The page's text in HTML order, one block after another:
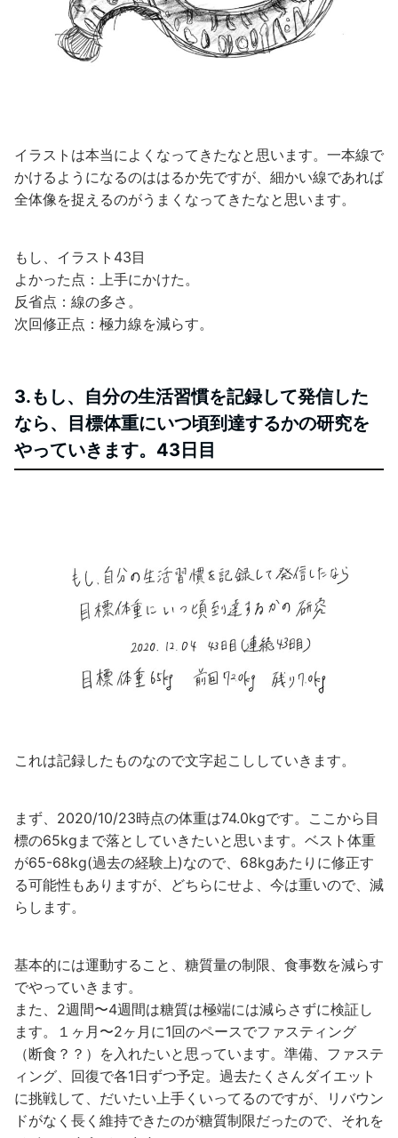
イラストは本当によくなってきたなと思います。一本線で
かけるようになるのははるか先ですが、細かい線であれば
全体像を捉えるのがうまくなってきたなと思います。
もし、イラスト43目
よかった点：上手にかけた。
反省点：線の多さ。
次回修正点：極力線を減らす。
3.もし、自分の生活習慣を記録して発信した
なら、目標体重にいつ頃到達するかの研究を
やっていきます。43日目
これは記録したものなので文字起こししていきます。
まず、2020/10/23時点の体重は74.0kgです。ここから目
標の65kgまで落としていきたいと思います。ベスト体重
が65-68kg(過去の経験上)なので、68kgあたりに修正す
る可能性もありますが、どちらにせよ、今は重いので、減
らします。
基本的には運動すること、糖質量の制限、食事数を減らす
でやっていきます。
また、2週間〜4週間は糖質は極端には減らさずに検証し
ます。１ヶ月〜2ヶ月に1回のペースでファスティング
（断食？？）を入れたいと思っています。準備、ファステ
ィング、回復で各1日ずつ予定。過去たくさんダイエット
に挑戦して、だいたい上手くいってるのですが、リバウン
ドがなく長く維持できたのが糖質制限だったので、それを